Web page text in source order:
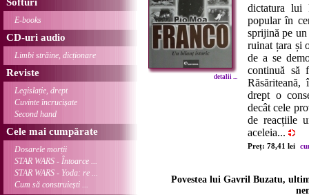
E-books
CD-uri audio
Limbi străine, dicționare
Reviste
Legislație, drept
Cuvinte încrucișate
Second hand
Cele mai cumpărate
Dosarele morții
STAR WARS - Întoarce ...
STAR WARS - Yoda: re ...
Cum să construiești ...
detalii ...
dictatura lui
popular în
sprijină pe un
ruinat țara și
de a se
continuă să
drept o
decât cele
de reacțiile
aceleia...
Preț: 78,41 lei
Povestea lui Gavril Buzatu,